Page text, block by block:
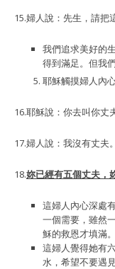
15.婦人說：先生，請把
我們追求美好的
得到滿足。但我
耶穌觸摸婦人內
16.耶穌說：你去叫你丈
17.婦人說：我沒有丈夫
18.妳已經有五個丈夫，
這婦人內心深處
一個需要，雖然
穌的救恩才填滿。
這婦人覺得她有
水，希望不要遇見